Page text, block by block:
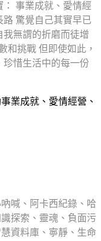
事業成就、愛情經
驚覺自己其實早已
無謂的折磨而徒增
和挑戰 但即使如此，
惜生活中的每一份
喊、阿卡西紀錄、哈
探索、靈魂、負面污
資料庫、寧靜、生命